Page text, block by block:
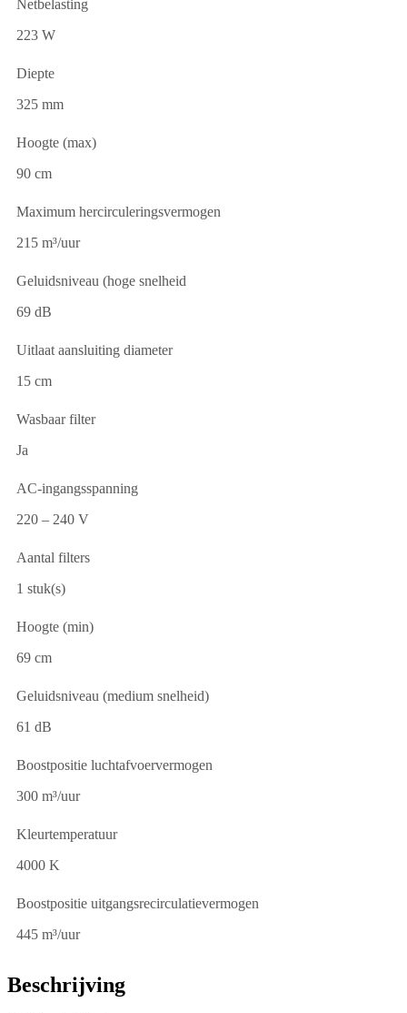
Netbelasting
223 W
Diepte
325 mm
Hoogte (max)
90 cm
Maximum hercirculeringsvermogen
215 m³/uur
Geluidsniveau (hoge snelheid
69 dB
Uitlaat aansluiting diameter
15 cm
Wasbaar filter
Ja
AC-ingangsspanning
220 – 240 V
Aantal filters
1 stuk(s)
Hoogte (min)
69 cm
Geluidsniveau (medium snelheid)
61 dB
Boostpositie luchtafvoervermogen
300 m³/uur
Kleurtemperatuur
4000 K
Boostpositie uitgangsrecirculatievermogen
445 m³/uur
Beschrijving